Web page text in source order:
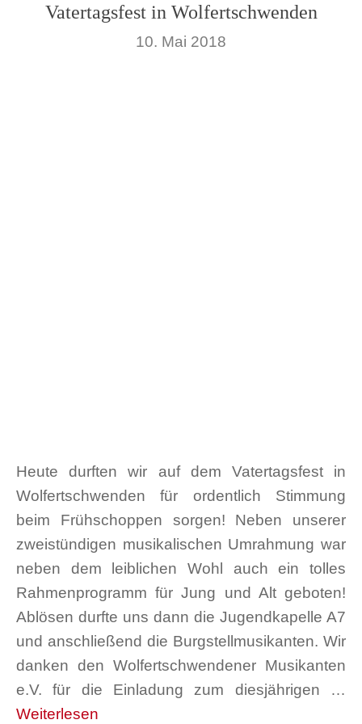
Vatertagsfest in Wolfertschwenden
10. Mai 2018
Heute durften wir auf dem Vatertagsfest in
Wolfertschwenden für ordentlich Stimmung
beim Frühschoppen sorgen! Neben unserer
zweistündigen musikalischen Umrahmung war
neben dem leiblichen Wohl auch ein tolles
Rahmenprogramm für Jung und Alt geboten!
Ablösen durfte uns dann die Jugendkapelle A7
und anschließend die Burgstellmusikanten. Wir
danken den Wolfertschwendener Musikanten
e.V. für die Einladung zum diesjährigen …
Weiterlesen